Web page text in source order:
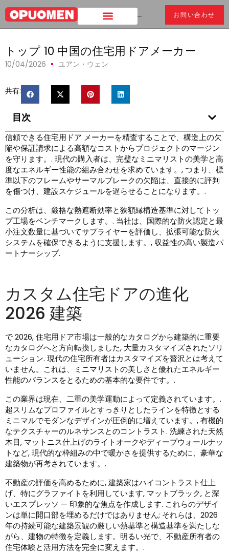
お問い合わせ
家 > トップ 10 中国の住宅用ドアメーカー
トップ 10 中国の住宅用ドアメーカー
10/04/2026 ユアン・ウェン
共有:
目次
信頼できる住宅用ドア メーカーを精査することで、構造上の欠
陥や保証請求による高額なコストからプロジェクトのマージン
を守ります。. 現代の購入者は、完璧なミニマリストの美学と高
度なエネルギー性能の組み合わせを求めています。, つまり、標
準以下のフレームやサーマルブレークの欠陥は、直接的に評判
を傷つけ、建設スケジュールを遅らせることになります。.
この分析は、厳格な熱遮断効率と狭額縁構造基準に対してトッ
プ工場をベンチマークします。. 当社は、国際的な防火認定と最
小注文数量に基づいてサプライヤーを評価し、拡張可能な防火
システムを確保できるように支援します。, 収益性の高い製造パ
ートナーシップ.
カスタム住宅ドアの進化
2026 建築
で 2026, 住宅用ドア市場は一般的なカタログから建築的に重要
なカタログへと方向転換しました, 大量カスタマイズされたソリ
ューション. 現代の住宅所有者はカスタマイズを贅沢とは考えて
いません。これは、ミニマリストの美しさと優れたエネルギー
性能のバランスをとるための基本的な要件です。.
この業界は現在、二重の美学運動によって定義されています。.
超スリムなプロファイルとすっきりとしたラインを特徴とする
ミニマルでモダンなデザインが圧倒的に増えています。, 有機的
なテクスチャーのルネサンスとのコントラスト. 洗練された天然
木目, マットニス仕上げのライトオークやディープウォールナッ
トなど, 現代的な枠組みの中で暖かさを提供するために、豪華な
建築物が再考されています。.
不動産の評価を高めるために, 建築家はハイコントラスト仕上
げ、特にグラファイトを利用しています, マットブラック, と深
いエスプレッソ — 印象的な焦点を作成します. これらのデザイ
ンは単に開口部を埋めるだけではありません; それらは、2026
年の持続可能な建築景観の厳しい熱基準と構造基準を満たしな
がら、建物の特徴を定義します。明るい光で、不動産所有者の
住宅体験と活用方法を完全に変えます。.